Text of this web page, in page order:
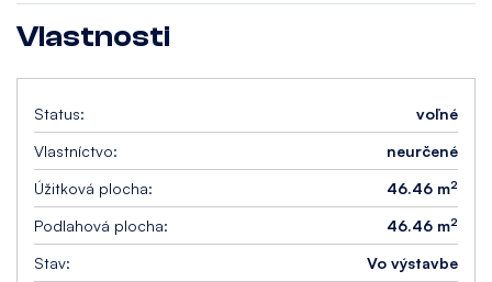
Vlastnosti
Status:
voľné
Vlastníctvo:
neurčené
Úžitková plocha:
46.46 m2
Podlahová plocha: 46.46 m2
Stav:
Vo výstavbe